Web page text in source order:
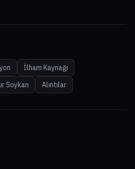
İlham Kaynağı
Soykan Alıntılar